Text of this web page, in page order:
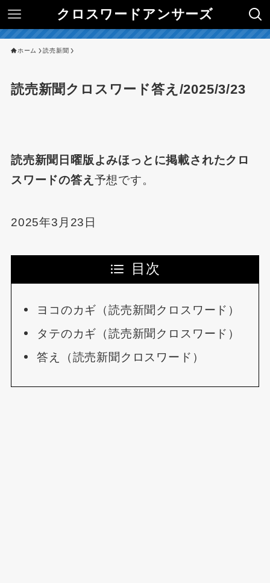
クロスワードアンサーズ
ホーム 読売新聞
読売新聞クロスワード答え/2025/3/23
読売新聞日曜版よみほっとに掲載されたクロ
スワードの答え 予想です。
2025年3月23日
目次
ヨコのカギ（読売新聞クロスワード）
タテのカギ（読売新聞クロスワード）
答え（読売新聞クロスワード）